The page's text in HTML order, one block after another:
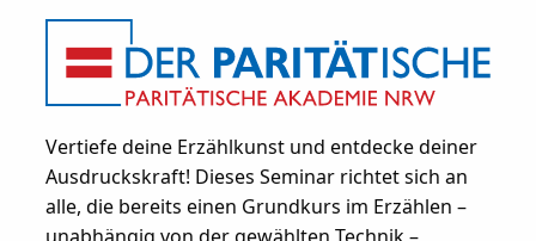
Vertiefe deine Erzählkunst und entdecke deiner
Ausdruckskraft! Dieses Seminar richtet sich an
alle, die bereits einen Grundkurs im Erzählen –